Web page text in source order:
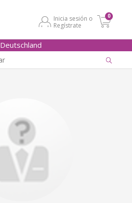
Inicia sesión o
Regístrate
0
Deutschland